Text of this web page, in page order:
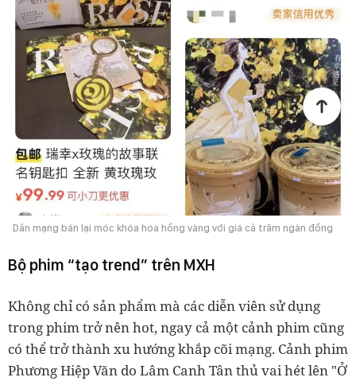
Dân mạng bán lại móc khóa hoa hồng vàng với giá cả trăm ngàn đồng
Bộ phim “tạo trend” trên MXH
Không chỉ có sản phẩm mà các diễn viên sử dụng
trong phim trở nên hot, ngay cả một cảnh phim cũng
có thể trở thành xu hướng khắp cõi mạng. Cảnh phim
Phương Hiệp Văn do Lâm Canh Tân thủ vai hét lên "Ở